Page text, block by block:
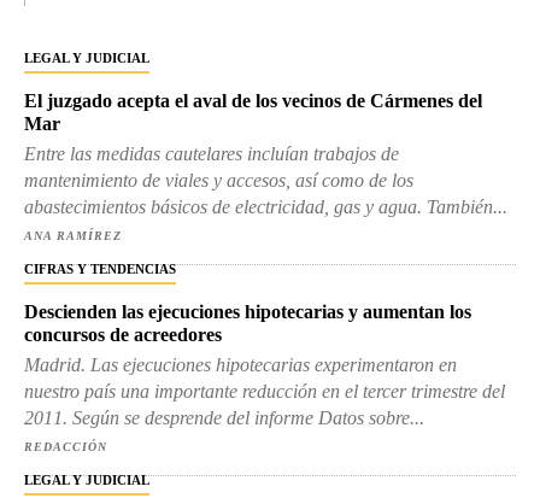
LEGAL Y JUDICIAL
El juzgado acepta el aval de los vecinos de Cármenes del
Mar
Entre las medidas cautelares incluían trabajos de
mantenimiento de viales y accesos, así como de los
abastecimientos básicos de electricidad, gas y agua. También...
ANA RAMÍREZ
CIFRAS Y TENDENCIAS
Descienden las ejecuciones hipotecarias y aumentan los
concursos de acreedores
Madrid. Las ejecuciones hipotecarias experimentaron en
nuestro país una importante reducción en el tercer trimestre del
2011. Según se desprende del informe Datos sobre...
REDACCIÓN
LEGAL Y JUDICIAL